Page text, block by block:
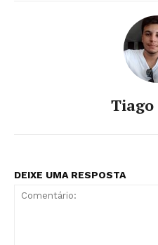
DEIXE UMA RESPOSTA